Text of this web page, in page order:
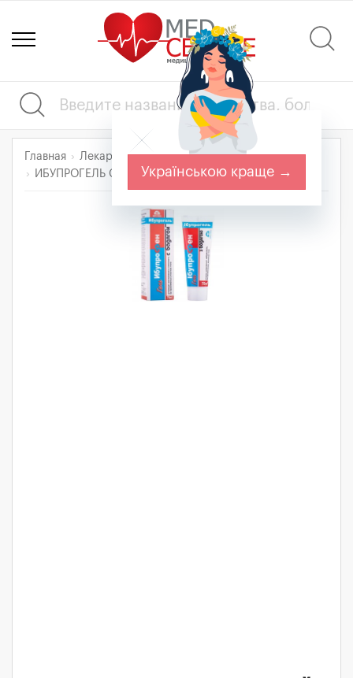
Главная Лекарства Нервная система
Анестетики
ИБУПРОГЕЛЬ С БОДЯГОЙУкраїнською краще →